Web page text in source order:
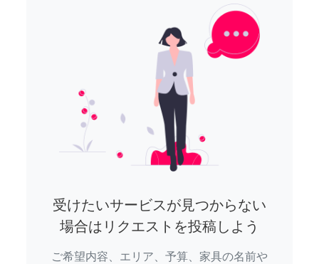
受けたいサービスが見つからない
場合はリクエストを投稿しよう
ご希望内容、エリア、予算、家具の名前や